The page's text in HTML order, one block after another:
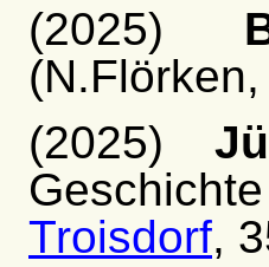
(2025)
(2025)
Troisdorf,